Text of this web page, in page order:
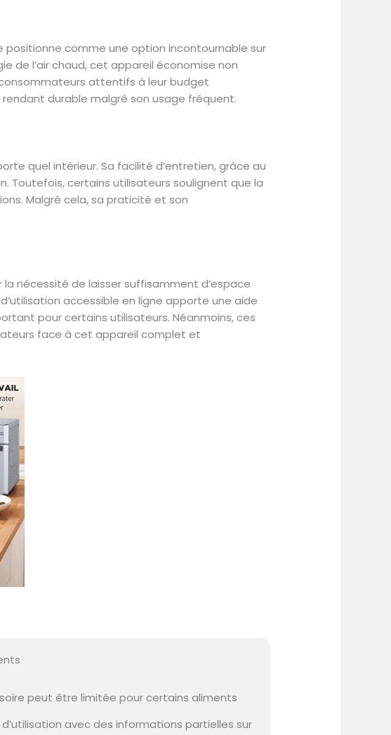
positionne comme une option incontournable sur
de l’air chaud, cet appareil économise non
attentifs à leur budget
durable malgré son usage fréquent.
quel intérieur. Sa facilité d’entretien, grâce au
Toutefois, certains utilisateurs soulignent que la
Malgré cela, sa praticité et son
nécessité de laisser suffisamment d’espace
accessible en ligne apporte une aide
pour certains utilisateurs. Néanmoins, ces
face à cet appareil complet et
peut être limitée pour certains aliments
d’utilisation avec des informations partielles sur